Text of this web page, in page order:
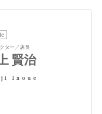
ター／店長
賢治
Inoue